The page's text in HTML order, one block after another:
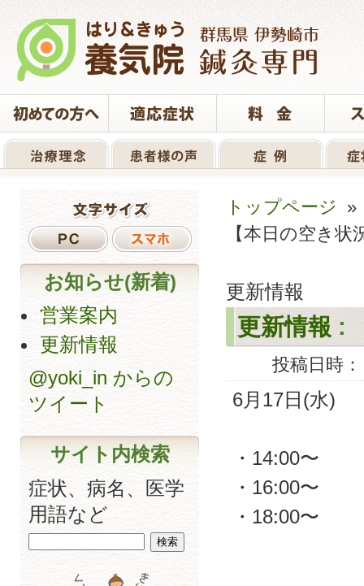
トップページ
【本日の空き状
更新情報
更新情報 :
投稿日時
6月17日(水)
・14:00〜
・16:00〜
・18:00〜
お知らせ(新着)
営業案内
更新情報
@yoki_in からの
ツイート
サイト内検索
症状、病名、医学
用語など